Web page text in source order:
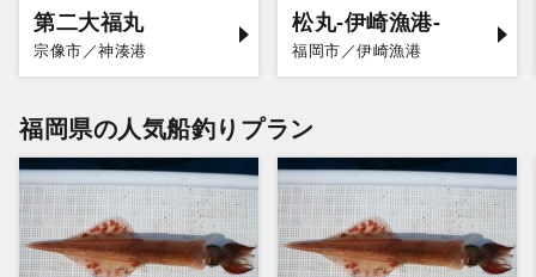
第二大福丸
宗像市／神湊港
松丸-伊崎漁港-
福岡市／伊崎漁港
福岡県の人気船釣りプラン